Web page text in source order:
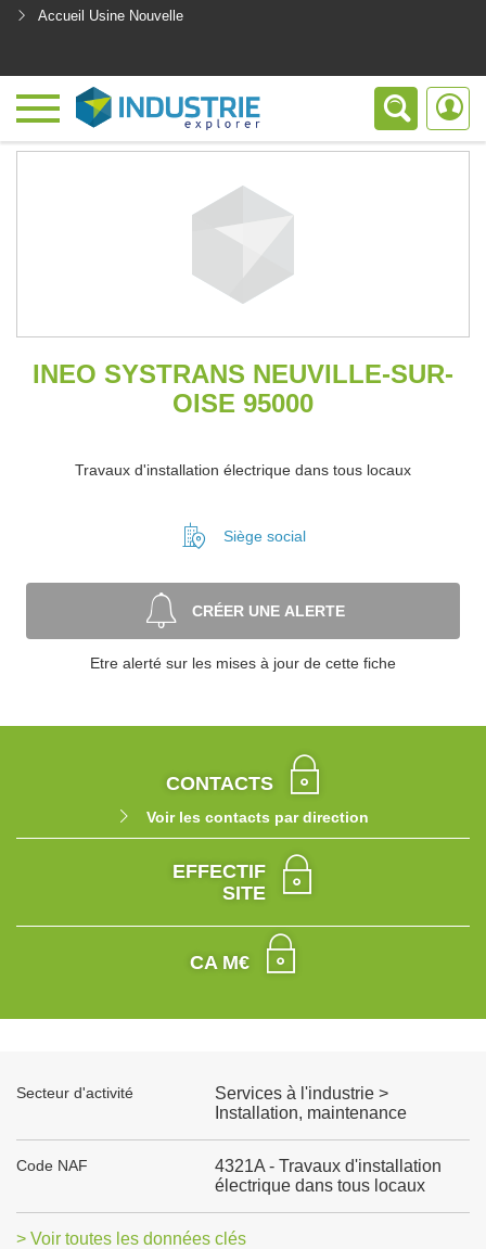
Accueil Usine Nouvelle
INEO SYSTRANS NEUVILLE-SUR-
OISE 95000
Travaux d'installation électrique dans tous locaux
Siège social
CRÉER UNE ALERTE
Etre alerté sur les mises à jour de cette fiche
CONTACTS
Voir les contacts par direction
EFFECTIF
SITE
CA M€
Secteur d'activité
Services à l'industrie >
Installation, maintenance
Code NAF
4321A - Travaux d'installation
électrique dans tous locaux
> Voir toutes les données clés